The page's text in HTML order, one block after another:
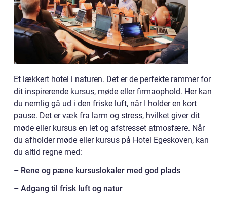
Et lækkert hotel i naturen. Det er de perfekte rammer for
dit inspirerende kursus, møde eller firmaophold. Her kan
du nemlig gå ud i den friske luft, når I holder en kort
pause. Det er væk fra larm og stress, hvilket giver dit
møde eller kursus en let og afstresset atmosfære. Når
du afholder møde eller kursus på Hotel Egeskoven, kan
du altid regne med:
– Rene og pæne kursuslokaler med god plads
– Adgang til frisk luft og natur